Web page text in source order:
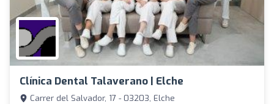
Clínica Dental Talaverano | Elche
Carrer del Salvador, 17 - 03203, Elche